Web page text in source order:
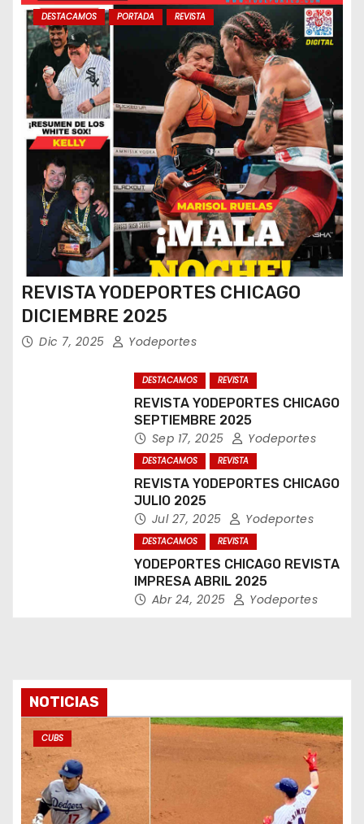
DESTACAMOS PORTADA REVISTA
REVISTA YODEPORTES CHICAGO
DICIEMBRE 2025
Dic 7, 2025 Yodeportes
DESTACAMOS REVISTA
REVISTA YODEPORTES CHICAGO
SEPTIEMBRE 2025
Sep 17, 2025 Yodeportes
DESTACAMOS REVISTA
REVISTA YODEPORTES CHICAGO
JULIO 2025
Jul 27, 2025 Yodeportes
DESTACAMOS REVISTA
YODEPORTES CHICAGO REVISTA
IMPRESA ABRIL 2025
Abr 24, 2025 Yodeportes
NOTICIAS
CUBS